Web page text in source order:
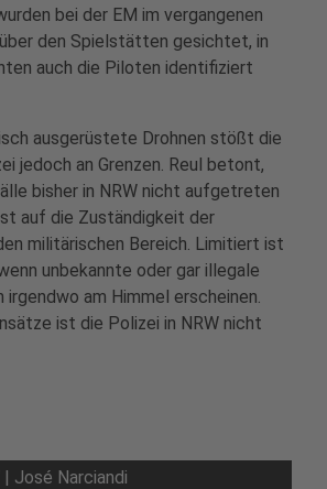
bei der EM im vergangenen
den Spielstätten gesichtet, in
auch die Piloten identifiziert
ausgerüstete Drohnen stößt die
jedoch an Grenzen. Reul betont,
bisher in NRW nicht aufgetreten
auf die Zuständigkeit der
militärischen Bereich. Limitiert ist
unbekannte oder gar illegale
irgendwo am Himmel erscheinen.
ist die Polizei in NRW nicht
| José Narciandi